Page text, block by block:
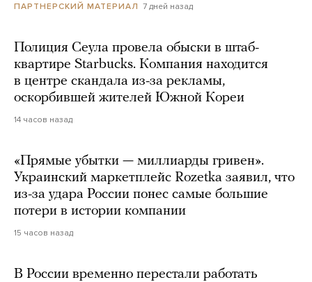
ПАРТНЕРСКИЙ МАТЕРИАЛ 7 дней назад
Полиция Сеула провела обыски в штаб-
квартире Starbucks. Компания находится
в центре скандала из-за рекламы,
оскорбившей жителей Южной Кореи
14 часов назад
«Прямые убытки — миллиарды гривен».
Украинский маркетплейс Rozetka заявил, что
из-за удара России понес самые большие
потери в истории компании
15 часов назад
В России временно перестали работать